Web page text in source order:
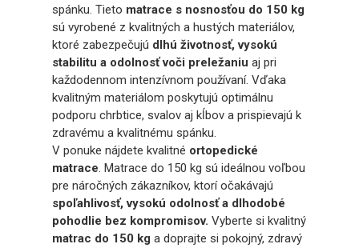
spánku. Tieto matrace s nosnosťou do 150 kg
sú vyrobené z kvalitných a hustých materiálov,
ktoré zabezpečujú dlhú životnosť, vysokú
stabilitu a odolnosť voči preležaniu aj pri
každodennom intenzívnom používaní. Vďaka
kvalitným materiálom poskytujú optimálnu
podporu chrbtice, svalov aj kĺbov a prispievajú k
zdravému a kvalitnému spánku.
V ponuke nájdete kvalitné ortopedické
matrace. Matrace do 150 kg sú ideálnou voľbou
pre náročných zákazníkov, ktorí očakávajú
spoľahlivosť, vysokú odolnosť a dlhodobé
pohodlie bez kompromisov. Vyberte si kvalitný
matrac do 150 kg a doprajte si pokojný, zdravý